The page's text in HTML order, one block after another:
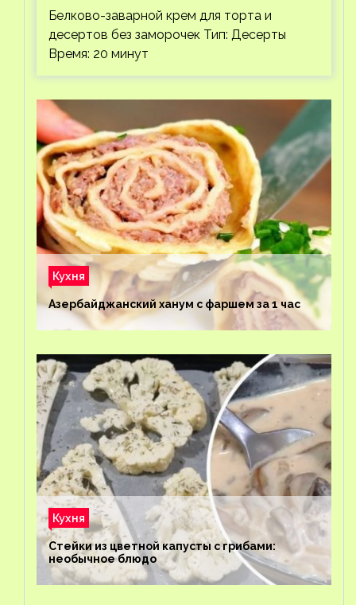
Белково-заварной крем для торта и
десертов без заморочек Тип: Десерты
Время: 20 минут
Кухня
Азербайджанский ханум с фаршем за 1 час
Кухня
Стейки из цветной капусты с грибами:
необычное блюдо